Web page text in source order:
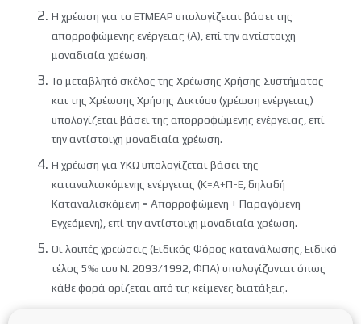
Η χρέωση για το ΕΤΜΕΑΡ υπολογίζεται βάσει της
απορροφώμενης ενέργειας (Α), επί την αντίστοιχη
μοναδιαία χρέωση.
Το μεταβλητό σκέλος της Χρέωσης Χρήσης Συστήματος
και της Χρέωσης Χρήσης Δικτύου (χρέωση ενέργειας)
υπολογίζεται βάσει της απορροφώμενης ενέργειας, επί
την αντίστοιχη μοναδιαία χρέωση.
Η χρέωση για ΥΚΩ υπολογίζεται βάσει της
καταναλισκόμενης ενέργειας (Κ=Α+Π-Ε, δηλαδή
Καταναλισκόμενη = Απορροφώμενη + Παραγόμενη –
Εγχεόμενη), επί την αντίστοιχη μοναδιαία χρέωση.
Οι λοιπές χρεώσεις (Ειδικός Φόρος κατανάλωσης, Ειδικό
τέλος 5‰ του Ν. 2093/1992, ΦΠΑ) υπολογίζονται όπως
κάθε φορά ορίζεται από τις κείμενες διατάξεις.